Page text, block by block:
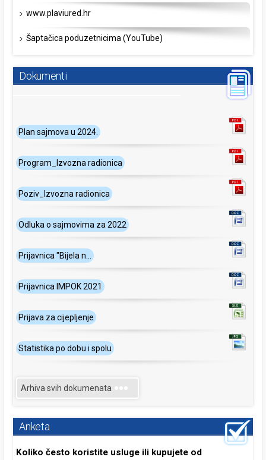
www.plaviured.hr
Šaptačica poduzetnicima (YouTube)
Dokumenti
Plan sajmova u 2024.
Program_Izvozna radionica
Poziv_Izvozna radionica
Odluka o sajmovima za 2022
Prijavnica "Bijela n...
Prijavnica IMPOK 2021
Prijava za cijepljenje
Statistika po dobu i spolu
Arhiva svih dokumenata
Anketa
Koliko često koristite usluge ili kupujete od